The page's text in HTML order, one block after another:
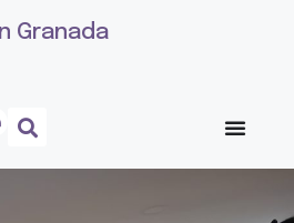
Granada